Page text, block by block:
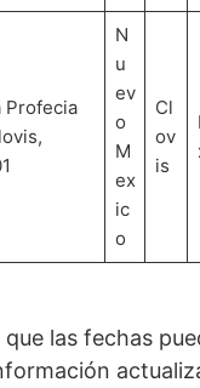
Profecia
N
u
ev
o
M
ex
ic
o
Cl
ov
is
las fechas